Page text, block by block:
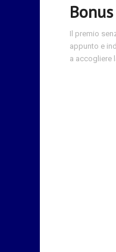
Il premio
appunto e
a accogliere